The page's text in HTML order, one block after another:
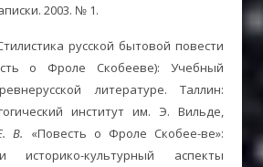
2003. № 1.
русской бытовой повести
о Фроле Скобееве): Учебный
литературе. Таллин:
институт им. Э. Вильде,
В. «Повесть о Фроле Скобее-ве»:
историко-культурный аспекты